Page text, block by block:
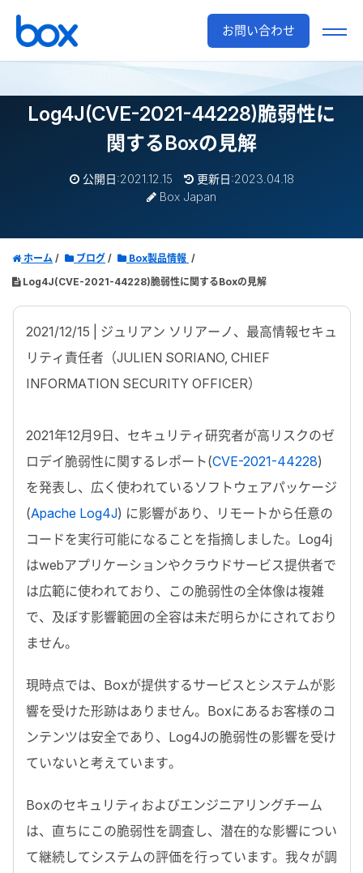
お問い合わせ
Log4J(CVE-2021-44228)脆弱性に
関するBoxの見解
公開日:2021.12.15
更新日:2023.04.18
Box Japan
ホーム ブログ
Box製品情報
Log4J(CVE-2021-44228)脆弱性に関するBoxの見解
2021/12/15 | ジュリアン ソリアーノ、最高情報セキュ
リティ責任者（JULIEN SORIANO, CHIEF
INFORMATION SECURITY OFFICER）
2021年12月9日、セキュリティ研究者が高リスクのゼ
ロデイ脆弱性に関するレポート(CVE-2021-44228)
を発表し、広く使われているソフトウェアパッケージ
(Apache Log4J) に影響があり、リモートから任意の
コードを実行可能になることを指摘しました。Log4j
はwebアプリケーションやクラウドサービス提供者で
は広範に使われており、この脆弱性の全体像は複雑
で、及ぼす影響範囲の全容は未だ明らかにされており
ません。
現時点では、Boxが提供するサービスとシステムが影
響を受けた形跡はありません。Boxにあるお客様のコ
ンテンツは安全であり、Log4Jの脆弱性の影響を受け
ていないと考えています。
Boxのセキュリティおよびエンジニアリングチーム
は、直ちにこの脆弱性を調査し、潜在的な影響につい
て継続してシステムの評価を行っています。我々が調